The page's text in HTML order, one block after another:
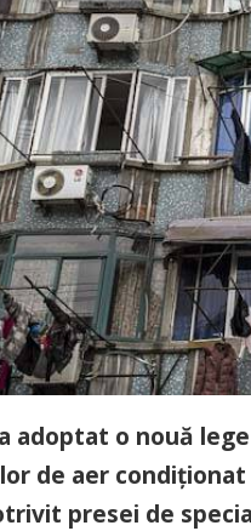
adoptat o nouă
de aer
presei de